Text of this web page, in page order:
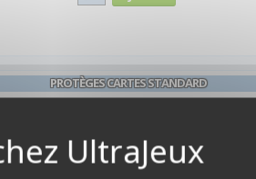
PROTÈGES CARTES STANDARD
Dual Matte - Wisdom Dragonshield